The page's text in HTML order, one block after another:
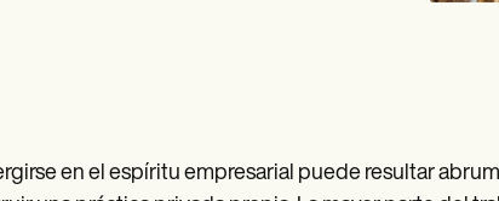
en el espíritu empresarial puede resultar